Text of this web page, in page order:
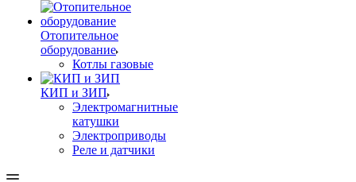
Отопительное
оборудование
Котлы газовые
КИП и ЗИП
Электромагнитные
катушки
Электроприводы
Реле и датчики